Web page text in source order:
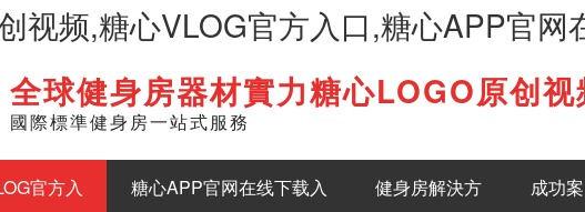
视频,糖心VLOG官方入口,糖心APP官网
English
全球健身房器材實力糖心LOGO原创视
國際標準健身房一站式服務
官方入 糖心APP官网在线下载入 健身房解決方 成功案